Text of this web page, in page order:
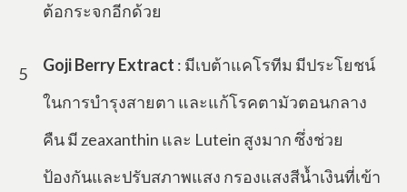
ต้อกระจกอีกด้วย
5 Goji Berry Extract : มีเบต้าแคโรทีม มีประโยชน์
ในการบำรุงสายตา และแก้โรคตามัวตอนกลาง
คืน มี zeaxanthin และ Lutein สูงมาก ซึ่งช่วย
ป้องกันและปรับสภาพแสง กรองแสงสีน้ำเงินที่เข้า